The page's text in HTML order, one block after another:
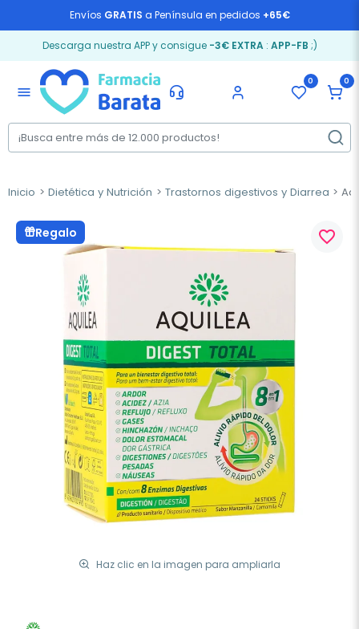
Envíos GRATIS a Península en pedidos +65€
Descarga nuestra APP y consigue -3€ EXTRA: APP-FB ;)
menu
0 0
Inicio Dietética y Nutrición Trastornos digestivos y Diarrea
Regalo
Haz clic en la imagen para ampliarla
favorite_border